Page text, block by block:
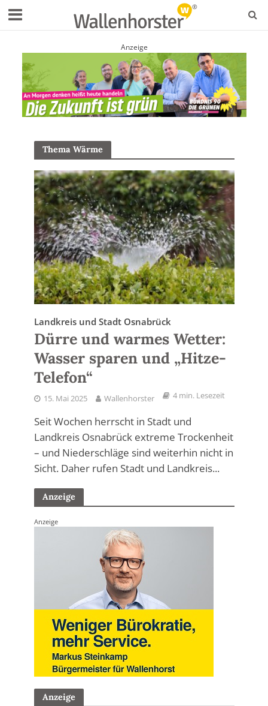
Anzeige
Thema Wärme
Landkreis und Stadt Osnabrück
Dürre und warmes Wetter:
Wasser sparen und „Hitze-
Telefon“
15. Mai 2025 Wallenhorster 4 min. Lesezeit
Seit Wochen herrscht in Stadt und
Landkreis Osnabrück extreme Trockenheit
– und Niederschläge sind weiterhin nicht in
Sicht. Daher rufen Stadt und Landkreis...
Anzeige
Anzeige
Anzeige